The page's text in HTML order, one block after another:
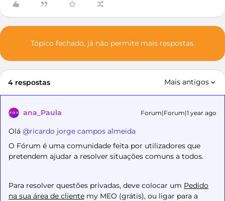
Tópico fechado, já não permite mais respostas.
4 respostas Mais antigos
ana_Paula Forum|Forum|1 year ago
Olá ​ @ricardo jorge campos almeida
O Fórum é uma comunidade feita por utilizadores que
pretendem ajudar a resolver situações comuns a todos.
Para resolver questões privadas, deve colocar um Pedido
na sua área de cliente my MEO (grátis), ou ligar para a